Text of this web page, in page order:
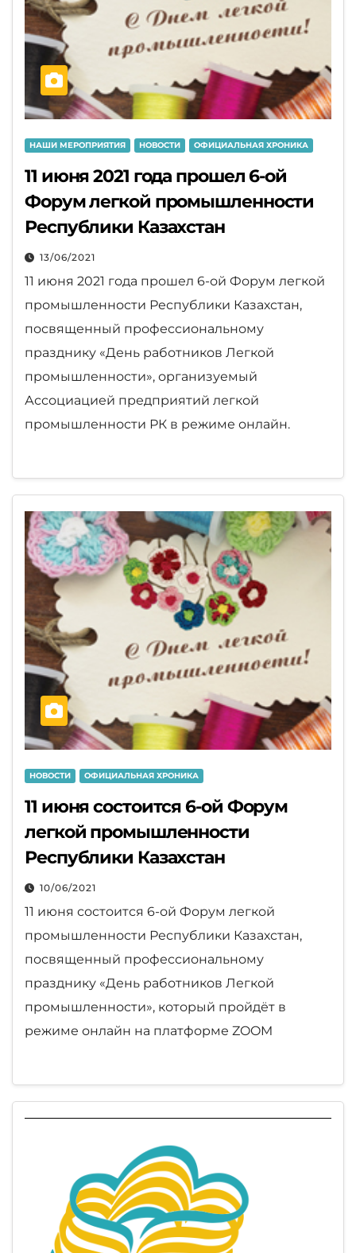
НАШИ МЕРОПРИЯТИЯ НОВОСТИ ОФИЦИАЛЬНАЯ ХРОНИКА
11 июня 2021 года прошел 6-ой
Форум легкой промышленности
Республики Казахстан
13/06/2021
11 июня 2021 года прошел 6-ой Форум легкой
промышленности Республики Казахстан,
посвященный профессиональному
празднику «День работников Легкой
промышленности», организуемый
Ассоциацией предприятий легкой
промышленности РК в режиме онлайн.
НОВОСТИ ОФИЦИАЛЬНАЯ ХРОНИКА
11 июня состоится 6-ой Форум
легкой промышленности
Республики Казахстан
10/06/2021
11 июня состоится 6-ой Форум легкой
промышленности Республики Казахстан,
посвященный профессиональному
празднику «День работников Легкой
промышленности», который пройдёт в
режиме онлайн на платформе ZOOM